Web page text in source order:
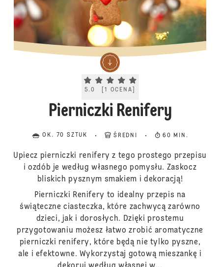
Current rating 5.0. Click to rate.
5.0 1 OCENA
Pierniczki Renifery
OK. 70 SZTUK ŚREDNI 60 MIN.
Upiecz pierniczki renifery z tego prostego przepisu
i ozdób je według własnego pomysłu. Zaskocz
bliskich pysznym smakiem i dekoracją!
Pierniczki Renifery to idealny przepis na
świąteczne ciasteczka, które zachwycą zarówno
dzieci, jak i dorosłych. Dzięki prostemu
przygotowaniu możesz łatwo zrobić aromatyczne
pierniczki renifery, które będą nie tylko pyszne,
ale i efektowne. Wykorzystaj gotową mieszankę i